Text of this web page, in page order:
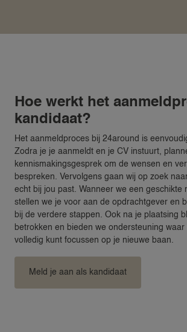
Hoe werkt het
kandidaat?
Het aanmeldproces bij 24around is
Zodra je je aanmeldt en je CV instuurt,
kennismakingsgesprek om de wensen en
bespreken. Vervolgens gaan wij op zoek
echt bij jou past. Wanneer we een geschikte
stellen we je voor aan de opdrachtgever en
bij de verdere stappen. Ook na je plaatsing
betrokken en bieden we ondersteuning waar
volledig kunt focussen op je nieuwe baan.
Meld je aan als kandidaat